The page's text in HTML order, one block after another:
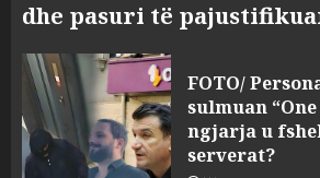
dhe pasuri të
FOTO/
sulmuan
ngjarja u
serverat?